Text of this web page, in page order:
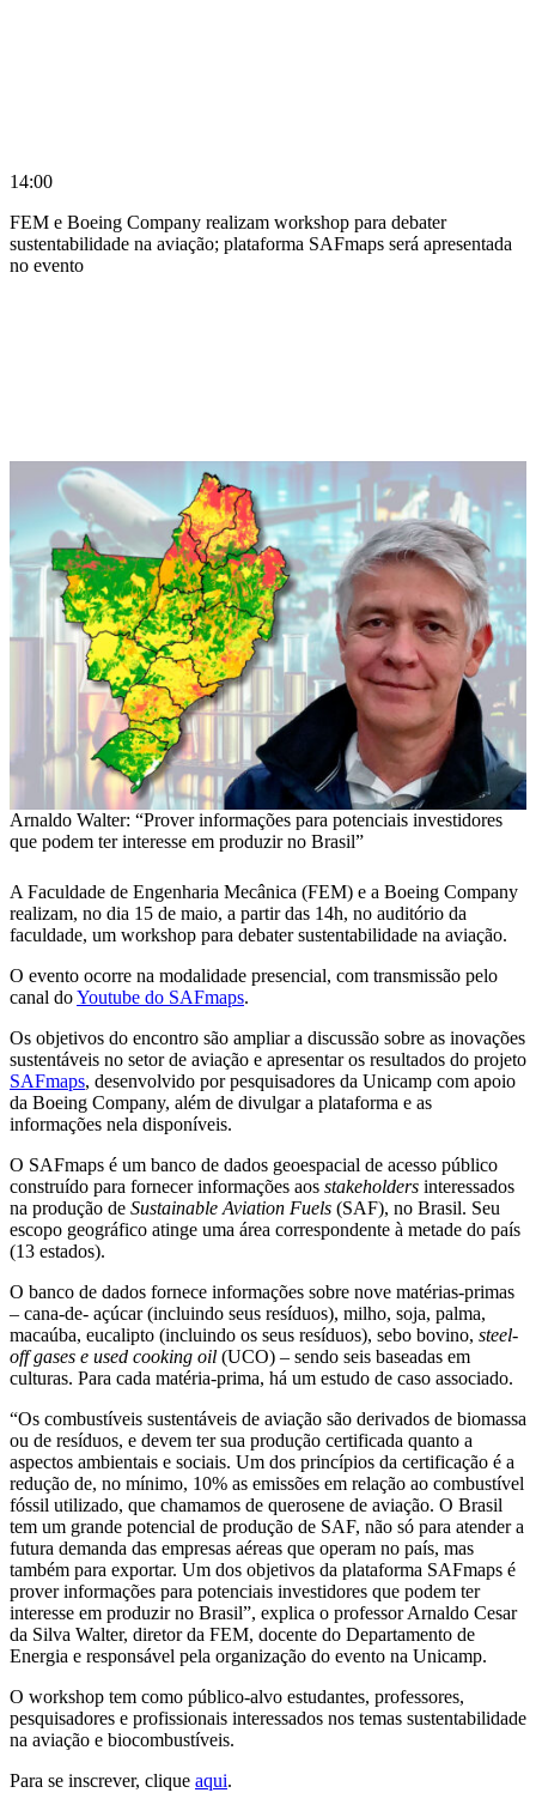
14:00
FEM e Boeing Company realizam workshop para debater
sustentabilidade na aviação; plataforma SAFmaps será apresentada
no evento
Arnaldo Walter: “Prover informações para potenciais investidores
que podem ter interesse em produzir no Brasil”
A Faculdade de Engenharia Mecânica (FEM) e a Boeing Company
realizam, no dia 15 de maio, a partir das 14h, no auditório da
faculdade, um workshop para debater sustentabilidade na aviação.
O evento ocorre na modalidade presencial, com transmissão pelo
canal doYoutube do SAFmaps.
Os objetivos do encontro são ampliar a discussão sobre as inovações
sustentáveis no setor de aviação e apresentar os resultados do projeto
SAFmaps, desenvolvido por pesquisadores da Unicamp com apoio
da Boeing Company, além de divulgar a plataforma e as
informações nela disponíveis.
O SAFmaps é um banco de dados geoespacial de acesso público
construído para fornecer informações aos stakeholders interessados
na produção de Sustainable Aviation Fuels (SAF), no Brasil. Seu
escopo geográfico atinge uma área correspondente à metade do país
(13 estados).
O banco de dados fornece informações sobre nove matérias-primas
– cana-de- açúcar (incluindo seus resíduos), milho, soja, palma,
macaúba, eucalipto (incluindo os seus resíduos), sebo bovino, steel-
off gases e used cooking oil (UCO) – sendo seis baseadas em
culturas. Para cada matéria-prima, há um estudo de caso associado.
“Os combustíveis sustentáveis de aviação são derivados de biomassa
ou de resíduos, e devem ter sua produção certificada quanto a
aspectos ambientais e sociais. Um dos princípios da certificação é a
redução de, no mínimo, 10% as emissões em relação ao combustível
fóssil utilizado, que chamamos de querosene de aviação. O Brasil
tem um grande potencial de produção de SAF, não só para atender a
futura demanda das empresas aéreas que operam no país, mas
também para exportar. Um dos objetivos da plataforma SAFmaps é
prover informações para potenciais investidores que podem ter
interesse em produzir no Brasil”, explica o professor Arnaldo Cesar
da Silva Walter, diretor da FEM, docente do Departamento de
Energia e responsável pela organização do evento na Unicamp.
O workshop tem como público-alvo estudantes, professores,
pesquisadores e profissionais interessados nos temas sustentabilidade
na aviação e biocombustíveis.
Para se inscrever, clique aqui.